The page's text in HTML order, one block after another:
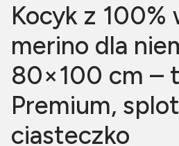
Kocyk z 100%
merino dla
80×100 cm –
Premium, splot
ciasteczko